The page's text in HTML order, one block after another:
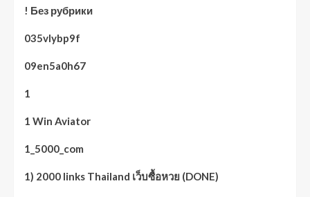
! Без рубрики
035vlybp9f
09en5a0h67
1
1 Win Aviator
1_5000_com
1) 2000 links Thailand เว็บซื้อหวย (DONE)